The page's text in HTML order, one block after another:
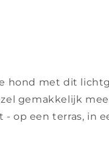
hond met dit
gemakkelijk
- op een terras, in